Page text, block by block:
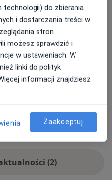
serdecznie zapraszamy
Dental Studio.
Pokaż więcej aktualności (2)
technologii) do zbierania
i dostarczania treści w
stron
możesz sprawdzić i
w ustawieniach. W
linki do polityk
informacji znajdziesz
Zaakceptuj